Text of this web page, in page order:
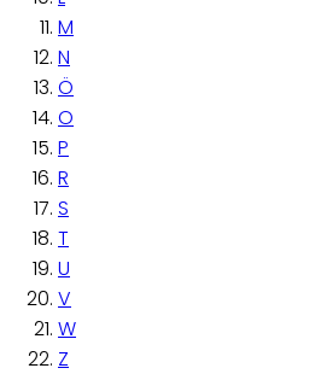
M
N
Ö
O
P
R
S
T
U
V
W
Z